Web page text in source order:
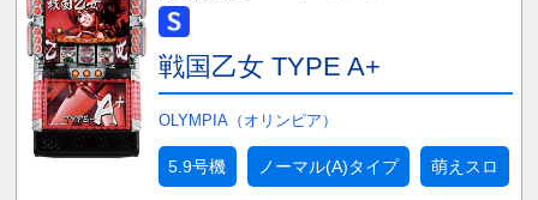
戦国乙女 TYPE A+
OLYMPIA（オリンピア）
5.9号機 ノーマル(A)タイプ 萌えスロ